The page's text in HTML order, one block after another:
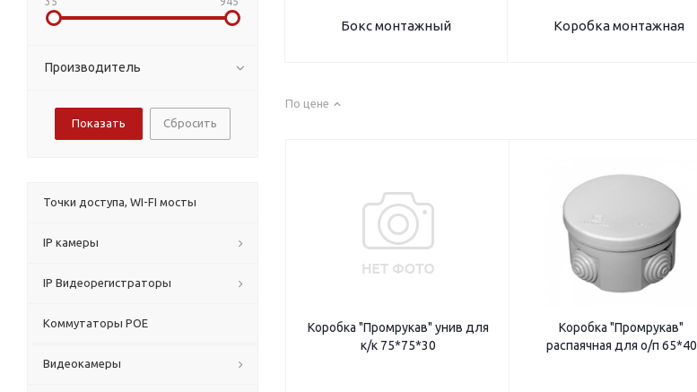
Бокс монтажный Коробка монтажная
По цене
Коробка "Промрукав" унив для
к/к 75*75*30
Коробка "Промрукав"
распаячная для о/п 65*40
Производитель
Сбросить
Точки доступа, WI-FI мосты
IP камеры
IP Видеорегистраторы
Коммутаторы POE
Видеокамеры